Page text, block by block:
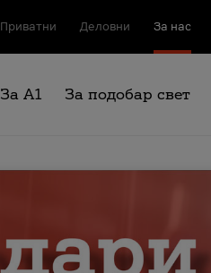
Приватни Деловни За нас
За А1 За подобар свет